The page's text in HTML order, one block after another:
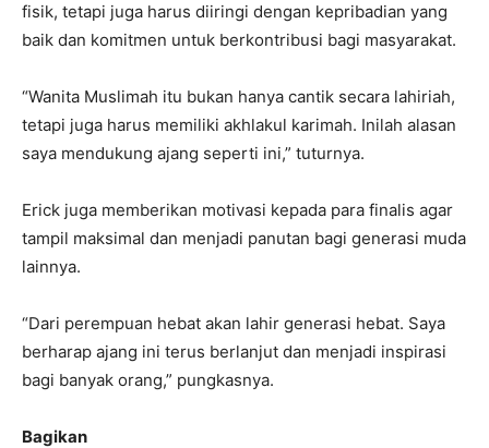
fisik, tetapi juga harus diiringi dengan kepribadian yang
baik dan komitmen untuk berkontribusi bagi masyarakat.
“Wanita Muslimah itu bukan hanya cantik secara lahiriah,
tetapi juga harus memiliki akhlakul karimah. Inilah alasan
saya mendukung ajang seperti ini,” tuturnya.
Erick juga memberikan motivasi kepada para finalis agar
tampil maksimal dan menjadi panutan bagi generasi muda
lainnya.
“Dari perempuan hebat akan lahir generasi hebat. Saya
berharap ajang ini terus berlanjut dan menjadi inspirasi
bagi banyak orang,” pungkasnya.
Bagikan